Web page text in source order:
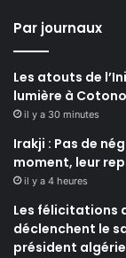
Par journaux
Les atouts de
lumière à
il y a 30 minutes
Irakji : Pas de
moment, leur
il y a 4 heures
Les félicitations
déclenchent le
président